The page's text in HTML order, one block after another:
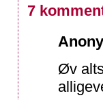
7
Øv